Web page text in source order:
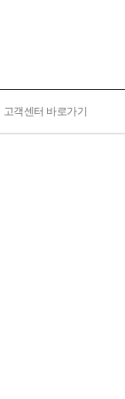
고객센터 바로가기